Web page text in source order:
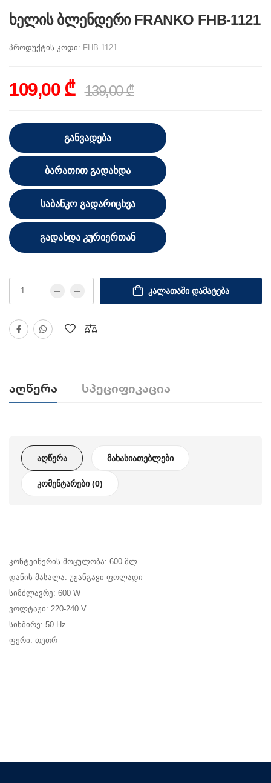
ხელის ბლენდერი FRANKO FHB-1121
პროდუქტის კოდი: FHB-1121
109,00 ₾ 139,00 ₾
ᲒᲐᲜᲕᲐᲓᲔᲑᲐ
ᲑᲐᲠᲐᲗᲘᲗ ᲒᲐᲓᲐᲮᲓᲐ
ᲡᲐᲑᲐᲜᲙᲝ ᲒᲐᲓᲐᲠᲘᲪᲮᲕᲐ
ᲒᲐᲓᲐᲮᲓᲐ ᲙᲣᲠᲘᲔᲠᲗᲐᲜ
ᲙᲐᲚᲐᲗᲐᲨᲘ ᲓᲐᲛᲐᲢᲔᲑᲐ
Აღწერა Სპეციფიკაცია
ᲐᲦᲬᲔᲠᲐ ᲛᲐᲮᲐᲡᲘᲐᲗᲔᲑᲚᲔᲑᲘ
ᲙᲝᲛᲔᲜᲢᲐᲠᲔᲑᲘ (0)
კონტეინერის მოცულობა: 600 მლ
დანის მასალა: უჟანგავი ფოლადი
სიმძლავრე: 600 W
ვოლტაჟი: 220-240 V
სიხშირე: 50 Hz
ფერი: თეთრ